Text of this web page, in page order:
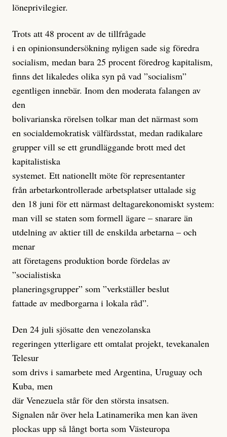
löneprivilegier.
Trots att 48 procent av de tillfrågade
i en opinionsundersökning nyligen sade sig föredra
socialism, medan bara 25 procent föredrog kapitalism,
finns det likaledes olika syn på vad ”socialism”
egentligen innebär. Inom den moderata falangen av
den
bolivarianska rörelsen tolkar man det närmast som
en socialdemokratisk välfärdsstat, medan radikalare
grupper vill se ett grundläggande brott med det
kapitalistiska
systemet. Ett nationellt möte för representanter
från arbetarkontrollerade arbetsplatser uttalade sig
den 18 juni för ett närmast deltagarekonomiskt system:
man vill se staten som formell ägare – snarare än
utdelning av aktier till de enskilda arbetarna – och
menar
att företagens produktion borde fördelas av
”socialistiska
planeringsgrupper” som ”verkställer beslut
fattade av medborgarna i lokala råd”.
Den 24 juli sjösatte den venezolanska
regeringen ytterligare ett omtalat projekt, tevekanalen
Telesur
som drivs i samarbete med Argentina, Uruguay och
Kuba, men
där Venezuela står för den största insatsen.
Signalen når över hela Latinamerika men kan även
plockas upp så långt borta som Västeuropa